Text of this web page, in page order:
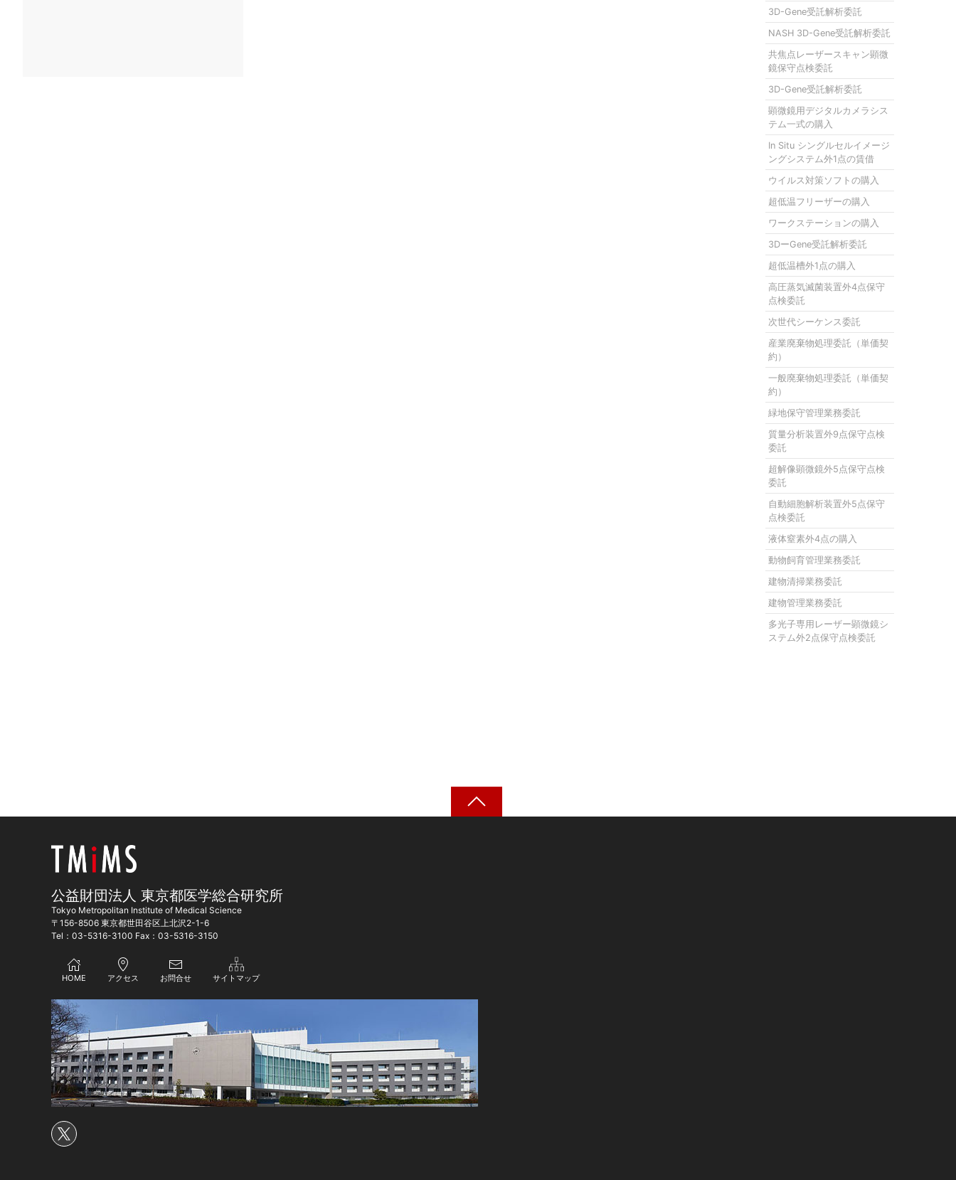
3D-Gene受託解析委託
NASH 3D-Gene受託解析委託
共焦点レーザースキャン顕微
鏡保守点検委託
3D-Gene受託解析委託
顕微鏡用デジタルカメラシス
テム一式の購入
In Situ シングルセルイメージ
ングシステム外1点の賃借
ウイルス対策ソフトの購入
超低温フリーザーの購入
ワークステーションの購入
3DーGene受託解析委託
超低温槽外1点の購入
高圧蒸気滅菌装置外4点保守
点検委託
次世代シーケンス委託
産業廃棄物処理委託（単価契
約）
一般廃棄物処理委託（単価契
約）
緑地保守管理業務委託
質量分析装置外9点保守点検
委託
超解像顕微鏡外5点保守点検
委託
自動細胞解析装置外5点保守
点検委託
液体窒素外4点の購入
動物飼育管理業務委託
建物清掃業務委託
建物管理業務委託
多光子専用レーザー顕微鏡シ
ステム外2点保守点検委託
公益財団法人 東京都医学総合研究所
Tokyo Metropolitan Institute of Medical Science
〒156-8506 東京都世田谷区上北沢2-1-6
Tel：03-5316-3100 Fax：03-5316-3150
HOME アクセス お問合せ サイトマップ